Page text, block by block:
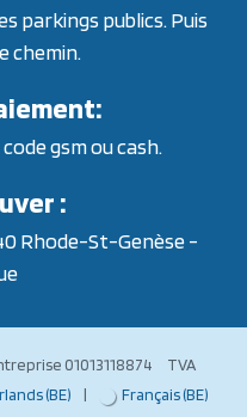
parkings publics. Puis
chemin.
gsm ou cash.
:
Rhode-St-Genèse -
01013118874 TVA
(BE) | Français (BE)